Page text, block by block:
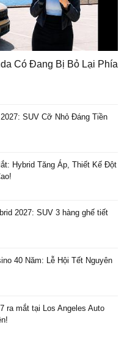
Có Đang Bị Bỏ Lại Phía
SUV Cỡ Nhỏ Đáng Tiền
Hybrid Tăng Áp, Thiết Kế Đột
2027: SUV 3 hàng ghế tiết
40 Năm: Lễ Hội Tết Nguyên
ra mắt tại Los Angeles Auto